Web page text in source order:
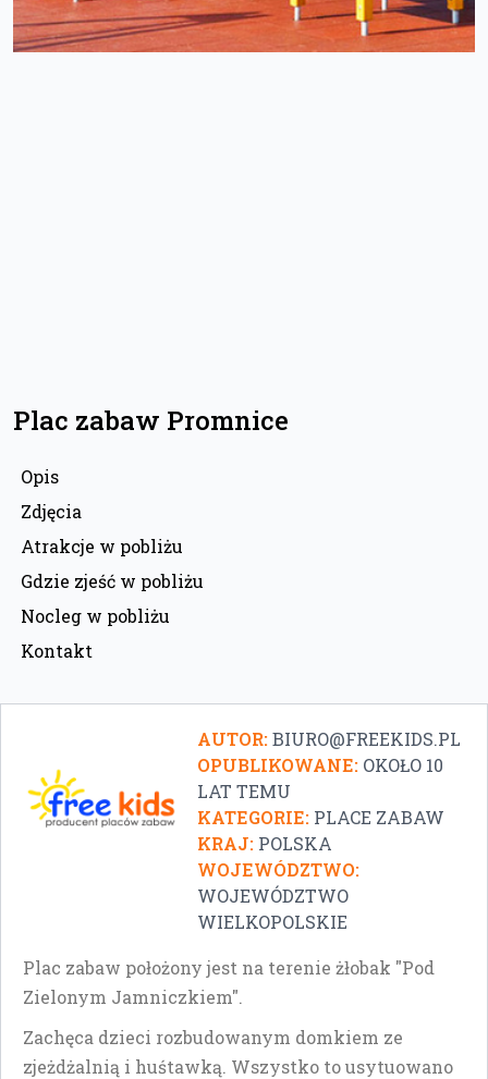
Plac zabaw Promnice
Opis
Zdjęcia
Atrakcje w pobliżu
Gdzie zjeść w pobliżu
Nocleg w pobliżu
Kontakt
AUTOR:BIURO@FREEKIDS.PL
OPUBLIKOWANE: OKOŁO 10
LAT TEMU
KATEGORIE: PLACE ZABAW
KRAJ: POLSKA
WOJEWÓDZTWO:
WOJEWÓDZTWO
WIELKOPOLSKIE
Plac zabaw położony jest na terenie żłobak "Pod
Zielonym Jamniczkiem".
Zachęca dzieci rozbudowanym domkiem ze
zjeżdżalnią i huśtawką. Wszystko to usytuowano